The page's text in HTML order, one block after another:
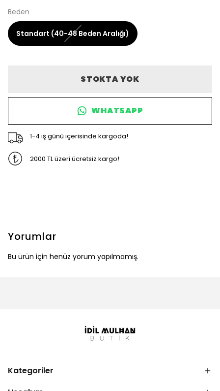
Beden
Standart (40-48 Beden Aralığı)
STOKTA YOK
WHATSAPP
1-4 iş günü içerisinde kargoda!
2000 TL üzeri ücretsiz kargo!
Yorumlar
Bu ürün için henüz yorum yapılmamış.
Kategoriler